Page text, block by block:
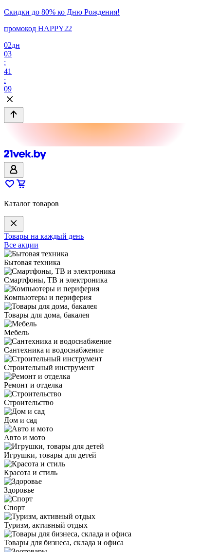
Скидки до 80% ко Дню Рождения!
промокод HAPPY22
02дн
03
:
41
:
09
Каталог товаров
Товары на каждый день
Все акции
Бытовая техника
Смартфоны, ТВ и электроника
Компьютеры и периферия
Товары для дома, бакалея
Мебель
Сантехника и водоснабжение
Строительный инструмент
Ремонт и отделка
Строительство
Дом и сад
Авто и мото
Игрушки, товары для детей
Красота и стиль
Здоровье
Спорт
Туризм, активный отдых
Товары для бизнеса, склада и офиса